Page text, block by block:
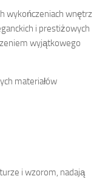
wykończeniach wnętrz
i prestiżowych
wyjątkowego
materiałów
i wzorom, nadają